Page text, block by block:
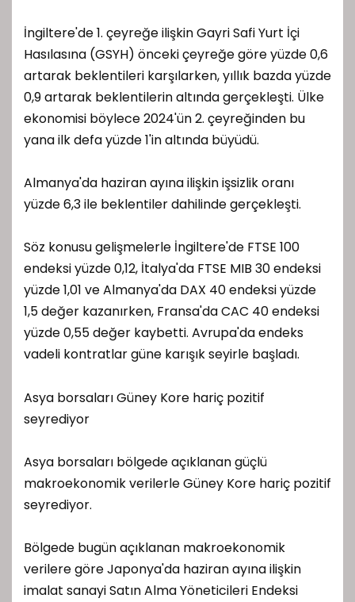
İngiltere'de 1. çeyreğe ilişkin Gayri Safi Yurt İçi
Hasılasına (GSYH) önceki çeyreğe göre yüzde 0,6
artarak beklentileri karşılarken, yıllık bazda yüzde
0,9 artarak beklentilerin altında gerçekleşti. Ülke
ekonomisi böylece 2024'ün 2. çeyreğinden bu
yana ilk defa yüzde 1'in altında büyüdü.
Almanya'da haziran ayına ilişkin işsizlik oranı
yüzde 6,3 ile beklentiler dahilinde gerçekleşti.
Söz konusu gelişmelerle İngiltere'de FTSE 100
endeksi yüzde 0,12, İtalya'da FTSE MIB 30 endeksi
yüzde 1,01 ve Almanya'da DAX 40 endeksi yüzde
1,5 değer kazanırken, Fransa'da CAC 40 endeksi
yüzde 0,55 değer kaybetti. Avrupa'da endeks
vadeli kontratlar güne karışık seyirle başladı.
Asya borsaları Güney Kore hariç pozitif
seyrediyor
Asya borsaları bölgede açıklanan güçlü
makroekonomik verilerle Güney Kore hariç pozitif
seyrediyor.
Bölgede bugün açıklanan makroekonomik
verilere göre Japonya'da haziran ayına ilişkin
imalat sanayi Satın Alma Yöneticileri Endeksi